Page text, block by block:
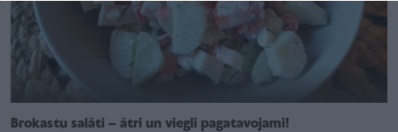
Brokastu salāti – ātri un viegli pagatavojami!